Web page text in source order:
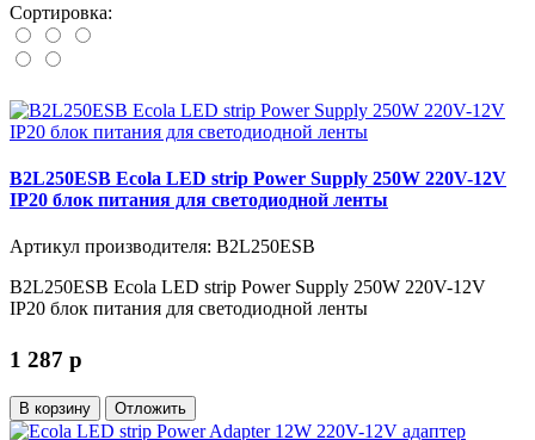
Сортировка:
B2L250ESB Ecola LED strip Power Supply 250W 220V-12V
IP20 блок питания для светодиодной ленты
Артикул производителя: B2L250ESB
B2L250ESB Ecola LED strip Power Supply 250W 220V-12V
IP20 блок питания для светодиодной ленты
1 287 p
В корзину Отложить